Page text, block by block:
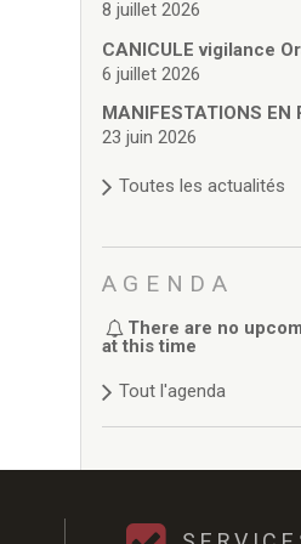
8 juillet 2026
CANICULE vigilance
6 juillet 2026
MANIFESTATIONS EN
23 juin 2026
Toutes les actualités
AGENDA
There are no
at this time
Tout l'agenda